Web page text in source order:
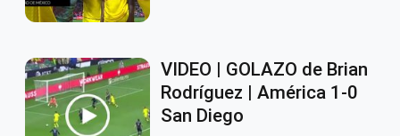
VIDEO | GOLAZO de Brian
Rodríguez | América 1-0
San Diego